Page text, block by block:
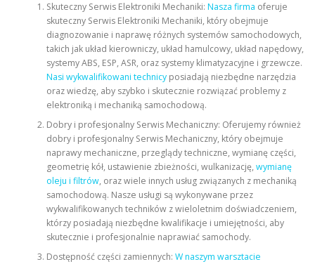
Skuteczny Serwis Elektroniki Mechaniki: Nasza firma oferuje
skuteczny Serwis Elektroniki Mechaniki, który obejmuje
diagnozowanie i naprawę różnych systemów samochodowych,
takich jak układ kierowniczy, układ hamulcowy, układ napędowy,
systemy ABS, ESP, ASR, oraz systemy klimatyzacyjne i grzewcze.
Nasi wykwalifikowani technicyposiadają niezbędne narzędzia
oraz wiedzę, aby szybko i skutecznie rozwiązać problemy z
elektroniką i mechaniką samochodową.
Dobry i profesjonalny Serwis Mechaniczny: Oferujemy również
dobry i profesjonalny Serwis Mechaniczny, który obejmuje
naprawy mechaniczne, przeglądy techniczne, wymianę części,
geometrię kół, ustawienie zbieżności, wulkanizację, wymianę
oleju i filtrów, oraz wiele innych usług związanych z mechaniką
samochodową. Nasze usługi są wykonywane przez
wykwalifikowanych techników z wieloletnim doświadczeniem,
którzy posiadają niezbędne kwalifikacje i umiejętności, aby
skutecznie i profesjonalnie naprawiać samochody.
Dostępność części zamiennych: W naszym warsztacie